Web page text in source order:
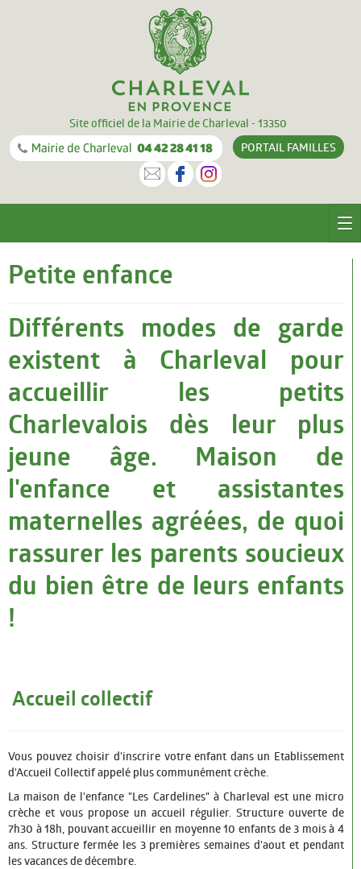
Site officiel de la Mairie de Charleval - 13350
PORTAIL FAMILLES
Equipements
Documentation
Infos pratiques
CONSEIL MUNICIPAL
Maire Adjoints Conseillers
Les derniers P.V
Les Grands Travaux
VIE SOCIALE ET EMPLOI
Seniors
CCAS
informations Emploi
Les permanences
Le PLU
VIE ÉCONOMIQUE
Entreprendre
Petite enfance
Différents modes de garde
existent à Charleval pour
accueillir les petits
Charlevalois dès leur plus
jeune âge. Maison de
l'enfance et assistantes
maternelles agréées, de quoi
rassurer les parents soucieux
du bien être de leurs enfants
!
Accueil collectif
Vous pouvez choisir d'inscrire votre enfant dans un Etablissement
d'Accueil Collectif appelé plus communément crèche.
La maison de l'enfance "Les Cardelines" à Charleval est une micro
crèche et vous propose un accueil régulier. Structure ouverte de
7h30 à 18h, pouvant accueillir en moyenne 10 enfants de 3 mois à 4
ans. Structure fermée les 3 premières semaines d'aout et pendant
les vacances de décembre.